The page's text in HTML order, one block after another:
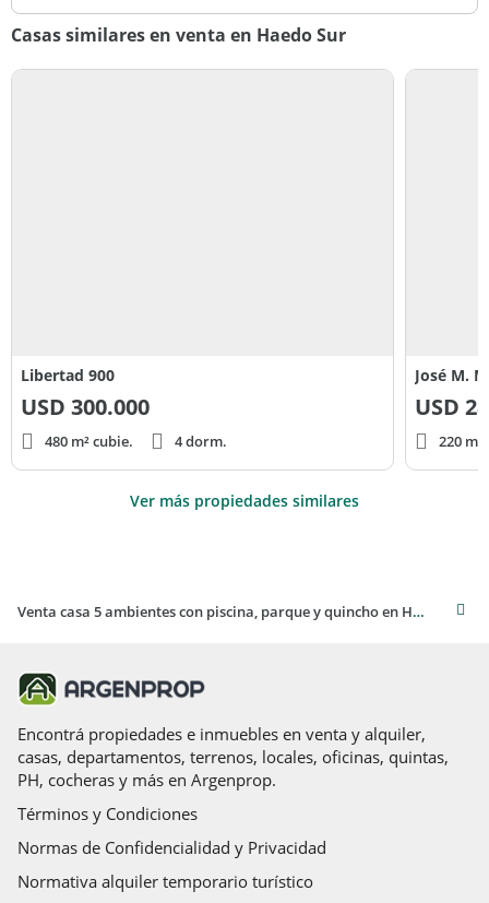
Casas similares en venta en Haedo Sur
Libertad 900
USD 300.000
480 m² cubie. 4 dorm.
José M.
USD
220
Ver más propiedades similares
Venta casa 5 ambientes con piscina, parque y quincho en Haedo Sur
Encontrá propiedades e inmuebles en venta y alquiler,
casas, departamentos, terrenos, locales, oficinas, quintas,
PH, cocheras y más en Argenprop.
Términos y Condiciones
Normas de Confidencialidad y Privacidad
Normativa alquiler temporario turístico